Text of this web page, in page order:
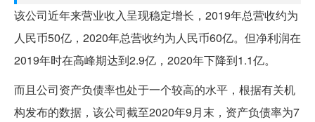
该公司近年来营业收入呈现稳定增长，2019年总营收约为
人民币50亿，2020年总营收约为人民币60亿。但净利润在
2019年时在高峰期达到2.9亿，2020年下降到1.1亿。
而且公司资产负债率也处于一个较高的水平，根据有关机
构发布的数据，该公司截至2020年9月末，资产负债率为7